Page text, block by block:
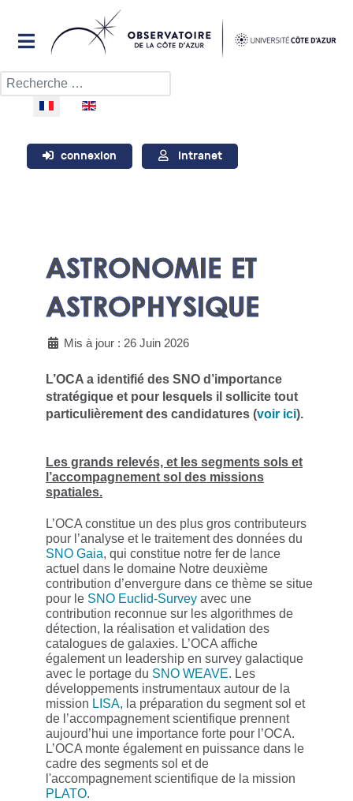
Rechercher
Sélectionnez votre langue
connexion Intranet
ASTRONOMIE ET
ASTROPHYSIQUE
Mis à jour : 26 Juin 2026
L’OCA a identifié des SNO d’importance
stratégique et pour lesquels il sollicite tout
particulièrement des candidatures (voir ici).
Les grands relevés, et les segments sols et
l’accompagnement sol des missions
spatiales.
L’OCA constitue un des plus gros contributeurs
pour l’analyse et le traitement des données du
SNO Gaia, qui constitue notre fer de lance
actuel dans le domaine Notre deuxième
contribution d’envergure dans ce thème se situe
pour le SNO Euclid-Survey avec une
contribution reconnue sur les algorithmes de
détection, la réalisation et validation des
catalogues de galaxies. L’OCA affiche
également un leadership en survey galactique
avec le portage du SNO WEAVE. Les
développements instrumentaux autour de la
mission LISA, la préparation du segment sol et
de l’accompagnement scientifique prennent
aujourd’hui une importance forte pour l’OCA.
L’OCA monte également en puissance dans le
cadre des segments sol et de
l'accompagnement scientifique de la mission
PLATO.